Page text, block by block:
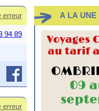
erreur
94 89
erreur